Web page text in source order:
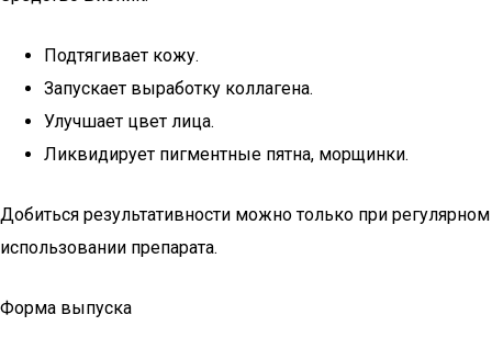
Подтягивает кожу.
Запускает выработку коллагена.
Улучшает цвет лица.
Ликвидирует пигментные пятна, морщинки.
Добиться результативности можно только при регулярном
использовании препарата.
Форма выпуска